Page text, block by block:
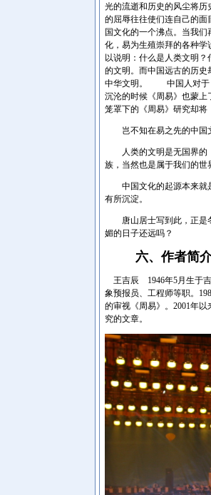
光的流逝和历史的风尘将
的屈辱往往使们连自己的
国文化的一个沸点。当我
化，易为生殖崇拜的各种
以说明：什么是人类文明
的文明。而中国远古的历
中华文明。 中国人对于《
沉沦的时候《周易》也蒙
笼罩下的《周易》研究却
岂不知在易之先的中国
人类的文明是无国界的，
族，当然也是属于我们的世
中国文化的起源本来就是
有所沉淀。
唐山居士写到此，正是冬
媚的日子还远吗？
六、作者简
王吉辰 1946年5月生于
象预报员、工程师等职。
的审视《周易》。2001年
究的文章。